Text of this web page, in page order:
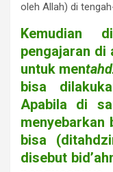
oleh Allah) di
Kemudian
pengajaran di
untuk men
bisa
Apabila di
menyebarkan
bisa
disebut